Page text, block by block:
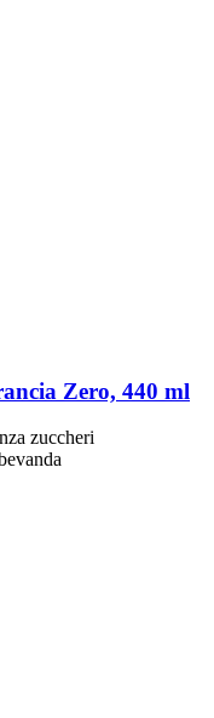
Zero, 440 ml
zuccheri